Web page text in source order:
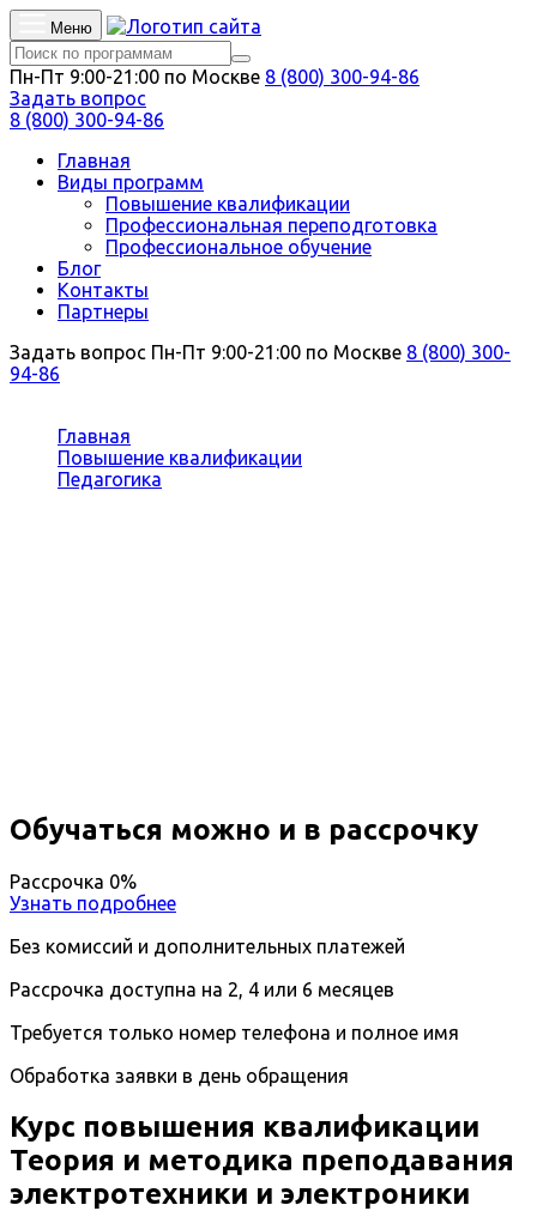
Меню
Пн-Пт 9:00-21:00 по Москве 8 (800) 300-94-86
Задать вопрос
8 (800) 300-94-86
Главная
Виды программ
Повышение квалификации
Профессиональная переподготовка
Профессиональное обучение
Блог
Контакты
Партнеры
Задать вопрос Пн-Пт 9:00-21:00 по Москве 8 (800) 300-
94-86
Главная
Повышение квалификации
Педагогика
Обучаться можно и в рассрочку
Рассрочка 0%
Узнать подробнее
Без комиссий и дополнительных платежей
Рассрочка доступна на 2, 4 или 6 месяцев
Требуется только номер телефона и полное имя
Обработка заявки в день обращения
Курс повышения квалификации
Теория и методика преподавания
электротехники и электроники